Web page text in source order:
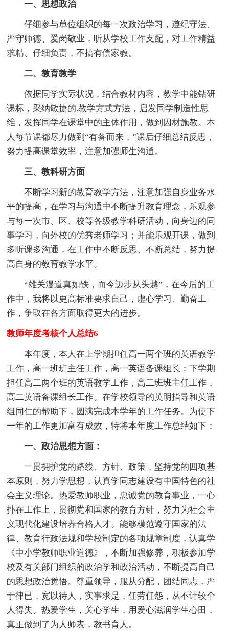
一、思想政治
仔细参与单位组织的每一次政治学习，遵纪守法、
严守师德、爱岗敬业，听从学校工作支配，对工作精益
求精、仔细负责，不搞有偿家教。
二、教育教学
依据同学实际状况，结合教材内容，教学中能钻研
课标，采纳敏捷的.教学方式方法，启发同学制造性思
维，发挥同学在课堂中的主体作用，做到因材施教。本
人每节课都尽力做到“有备而来，”课后仔细总结反思，
努力提高课堂效率，注意加强师生沟通。
三、教科研方面
不断学习新的教育教学方法，注意加强自身业务水
平的提高，在学习与沟通中不断提升教育理念，乐观参
与每一次市、区、校等各级教学科研活动，向身边的同
事学习，向外校的优秀老师学习；并能乐观开课，做到
多听课多沟通，在工作中不断反思、不断总结，努力提
高自身的教育教学水平。
“雄关漫道真如铁，而今迈步从头越”，在今后的工
作中，我将以更高标准要求自己，虚心学习、勤奋工
作，争取在各方面取得更大的进步。
教师年度考核个人总结6
本年度，本人在上学期担任高一两个班的英语教学
工作，高一班班主任工作，高一英语备课组长；下学期
担任高二两个班的英语教学工作，高二班班主任工作，
高二英语备课组长工作。在学校领导的英明指导和英语
组同仁的帮助下，圆满完成本学年的工作任务。为使下
一年的工作更加富有成效，特将本年度工作总结如下：
一、政治思想方面：
一贯拥护党的路线、方针、政策，坚持党的四项基
本原则，努力学思想，认真学同志建设有中国特色的社
会主义理论。热爱教师职业，忠诚党的教育事业，一心
扑在工作上，贯彻党和国家的教育方针，努力为社会主
义现代化建设培养合格人才。能够模范遵守国家的法
律、教育行政法规和学校制定的各项规章制度，认真学
《中小学教师职业道德》，不断加强修养，积极参加学
校及有关部门组织的政治学和政治活动，不断提高自己
的思想政治觉悟。尊重领导，服从分配，团结同志，严
于律已，宽以待人，实事求是，任劳任怨，从不计较个
人得失。热爱学生，关心学生，用爱心滋润学生心田，
真正做到了为人师表，教书育人。